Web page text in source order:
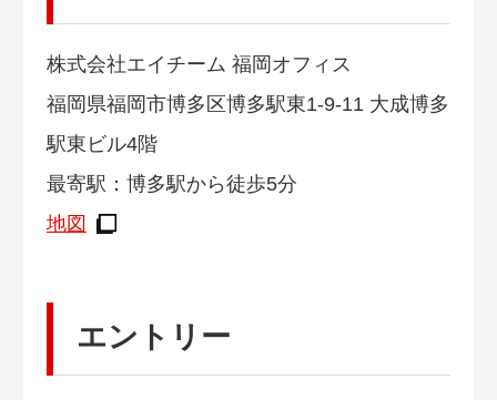
株式会社エイチーム 福岡オフィス
福岡県福岡市博多区博多駅東1-9-11 大成博多
駅東ビル4階
最寄駅：博多駅から徒歩5分
地図
エントリー